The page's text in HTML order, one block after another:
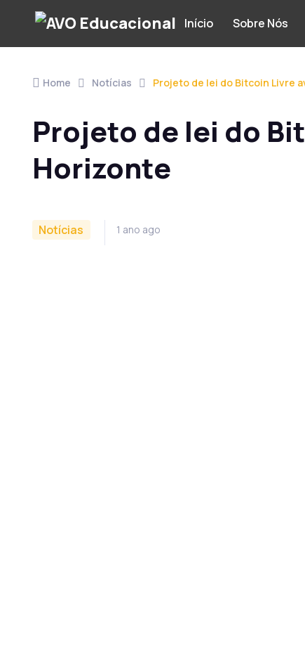
Início Sobre Nós
Home Notícias Projeto de lei do Bitcoin Livre
Projeto de lei do
Horizonte
Notícias 1 ano ago